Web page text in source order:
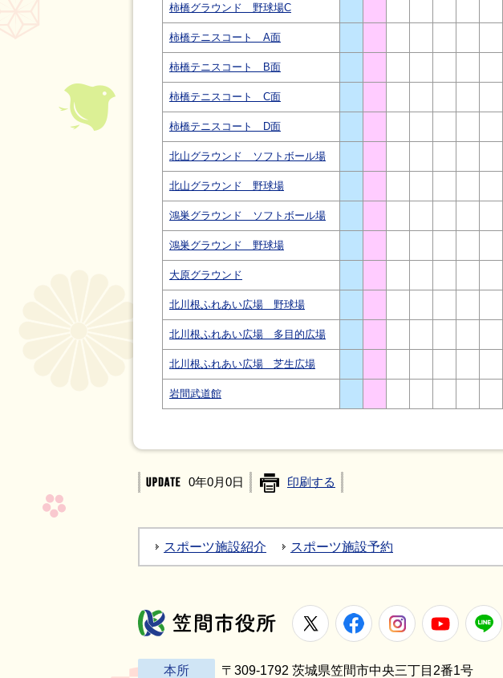
柿橋グラウンド 野球場C
柿橋テニスコート A面
柿橋テニスコート B面
柿橋テニスコート C面
柿橋テニスコート D面
北山グラウンド ソフトボール場
北山グラウンド 野球場
鴻巣グラウンド ソフトボール場
鴻巣グラウンド 野球場
大原グラウンド
北川根ふれあい広場 野球場
北川根ふれあい広場 多目的広場
北川根ふれあい広場 芝生広場
岩間武道館
0年0月0日 印刷する
スポーツ施設紹介 スポーツ施設予約
笠間市役所
X FacebookInstagramYoutube
本所 〒309-1792 茨城県笠間市中央三丁目2番1号